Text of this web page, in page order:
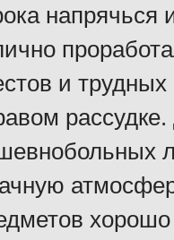
напрячься
и